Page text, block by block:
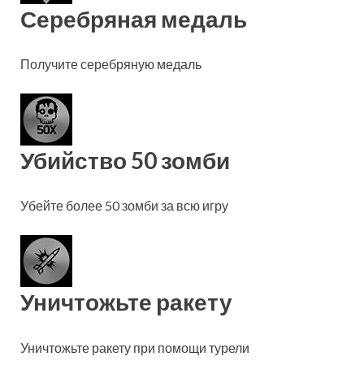
Серебряная медаль
Получите серебряную медаль
Убийство 50 зомби
Убейте более 50 зомби за всю игру
Уничтожьте ракету
Уничтожьте ракету при помощи турели